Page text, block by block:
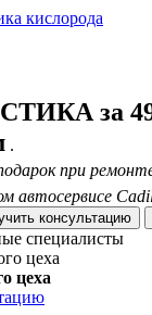
кислорода
за
.
при
автосервисе
консультацию
специалисты
цеха